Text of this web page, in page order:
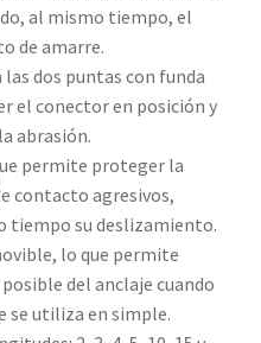
al mismo tiempo, el
de amarre.
dos puntas con funda
el conector en posición y
abrasión.
permite proteger la
contacto agresivos,
tiempo su deslizamiento.
lo que permite
del anclaje cuando
se utiliza en simple.